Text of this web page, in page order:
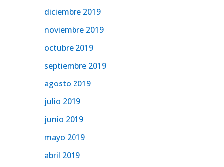
diciembre 2019
noviembre 2019
octubre 2019
septiembre 2019
agosto 2019
julio 2019
junio 2019
mayo 2019
abril 2019